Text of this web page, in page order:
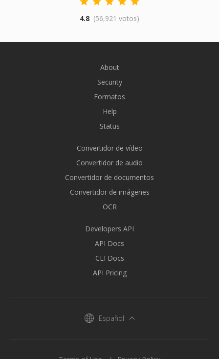
4.8 (56,921 votos)
About
Security
Formatos
Help
Status
Convertidor de vídeo
Convertidor de audio
Convertidor de documentos
Convertidor de imágenes
OCR
Developers API
API Docs
CLI Docs
API Pricing
Español